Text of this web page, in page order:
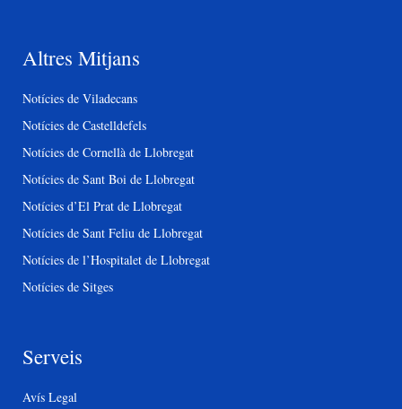
Altres Mitjans
Notícies de Viladecans
Notícies de Castelldefels
Notícies de Cornellà de Llobregat
Notícies de Sant Boi de Llobregat
Notícies d’El Prat de Llobregat
Notícies de Sant Feliu de Llobregat
Notícies de l’Hospitalet de Llobregat
Notícies de Sitges
Serveis
Avís Legal